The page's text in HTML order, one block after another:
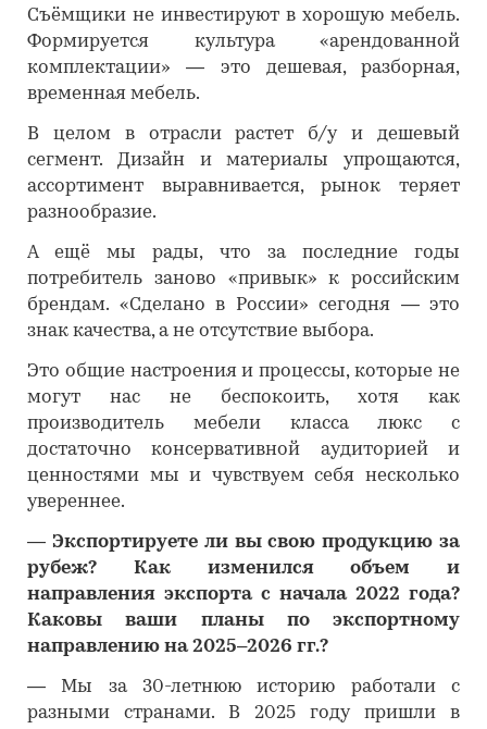
Съёмщики не инвестируют в хорошую мебель.
Формируется культура «арендованной
комплектации» — это дешевая, разборная,
временная мебель.
В целом в отрасли растет б/у и дешевый
сегмент. Дизайн и материалы упрощаются,
ассортимент выравнивается, рынок теряет
разнообразие.
А ещё мы рады, что за последние годы
потребитель заново «привык» к российским
брендам. «Сделано в России» сегодня — это
знак качества, а не отсутствие выбора.
Это общие настроения и процессы, которые не
могут нас не беспокоить, хотя как
производитель мебели класса люкс с
достаточно консервативной аудиторией и
ценностями мы и чувствуем себя несколько
увереннее.
― Экспортируете ли вы свою продукцию за
рубеж? Как изменился объем и
направления экспорта с начала 2022 года?
Каковы ваши планы по экспортному
направлению на 2025–2026 гг.?
―
Мы за 30-летнюю историю работали с
разными странами. В 2025 году пришли в